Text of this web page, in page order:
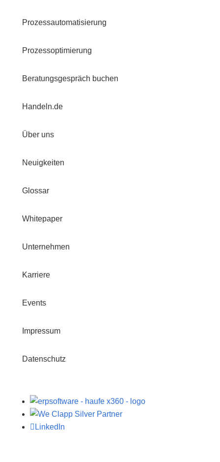
Prozessautomatisierung
Prozessoptimierung
Beratungsgespräch buchen
Handeln.de
Über uns
Neuigkeiten
Glossar
Whitepaper
Unternehmen
Karriere
Events
Impressum
Datenschutz
 LinkedIn